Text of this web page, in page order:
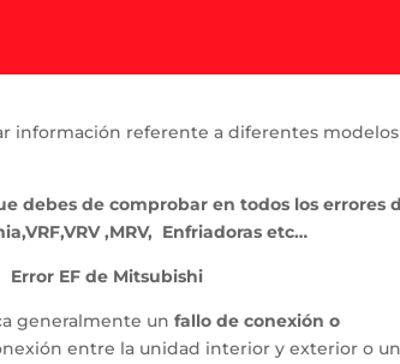
información referente a diferentes
debes de comprobar en todos los errores
,MRV, Enfriadoras etc…
Error EF de Mitsubishi
generalmente unfallo de conexión o
entre la unidad interior y exterior o